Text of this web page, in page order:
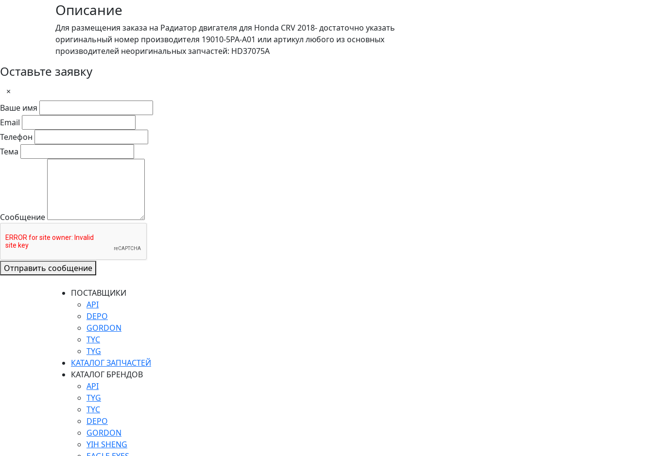
Описание
Для размещения заказа на Радиатор двигателя для Honda CRV 2018- достаточно указать
оригинальный номер производителя 19010-5PA-A01 или артикул любого из основных
производителей неоригинальных запчастей: HD37075A
Оставьте заявку
×
Ваше имя
Email
Телефон
Тема
Сообщение
Отправить сообщение
ПОСТАВЩИКИ
API
DEPO
GORDON
TYC
TYG
КАТАЛОГ ЗАПЧАСТЕЙ
КАТАЛОГ БРЕНДОВ
API
TYG
TYC
DEPO
GORDON
YIH SHENG